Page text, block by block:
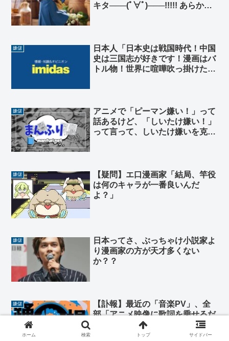
キタ───(ﾟ∀ﾟ)───!!!!! あらかわだ
嫌儲
日本人「日本史は戦国時代！中国
史は三国志が好きです！漫画はバ
トル物！世界に喧嘩吹っ掛けたり
嫌儲
アニメで「ピーマン嫌い！」って
話あるけど、「しいたけ嫌い！」
って言って、しいたけ嫌いを克服
嫌儲
【疑問】エ口漫画家「結局、竿役
は何のキャラが一番良いんだ
よ？」
嫌儲
日本ってさ、ぶっちゃけ小説家よ
り漫画家の方が天才多くない
か？？
嫌儲
【訃報】最近の「音楽PV」、全
部「アニメ映像に歌詞を乗せるだ
けの映像」になる…🥺
ホーム 検索 トップ サイドバー